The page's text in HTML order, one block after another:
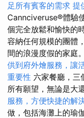
足所有賓客的需求 提
Cannciveruse®體驗
個完全放鬆和愉快的
容納任何規模的團體
間的浪漫度假的家庭。
供到府外燴服務，讓
重要性 六家餐廳，三
所有願望，無論是大
服務，方便快捷的解
做，包括海灘上的瑜